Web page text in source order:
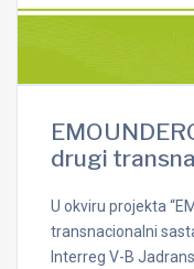
drugi
U okviru projekta
transnacionalni
Interreg V-B